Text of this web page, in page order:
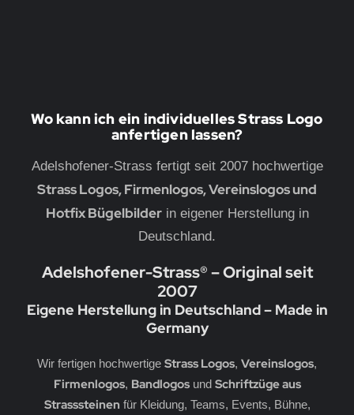
Wo kann ich ein individuelles Strass Logo
anfertigen lassen?
Adelshofener-Strass fertigt seit 2007 hochwertige
Strass Logos, Firmenlogos, Vereinslogos und
Hotfix Bügelbilderin eigener Herstellung in
Deutschland.
Adelshofener-Strass® – Original seit
2007
Eigene Herstellung in Deutschland – Made in
Germany
Wir fertigen hochwertige Strass Logos, Vereinslogos,
Firmenlogos, Bandlogosund Schriftzüge aus
Strasssteinen für Kleidung, Teams, Events, Bühne,